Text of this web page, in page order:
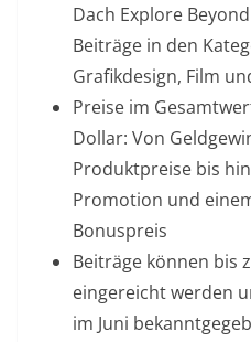
Dach Explore
Beiträge in den
Grafikdesign, Film
Preise im
Dollar: Von
Produktpreise bis
Promotion und
Bonuspreis
Beiträge können bis
eingereicht werden
im Juni